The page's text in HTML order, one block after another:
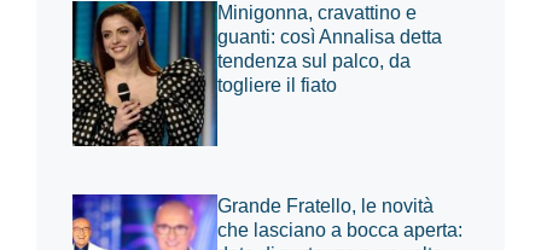
Minigonna, cravattino e
guanti: così Annalisa detta
tendenza sul palco, da
togliere il fiato
Grande Fratello, le novità
che lasciano a bocca aperta: